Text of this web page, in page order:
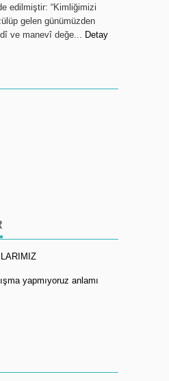
edilmiştir: “Kimliğimizi
gelen günümüzden
ve manevî değe... Detay
yapmıyoruz anlamı